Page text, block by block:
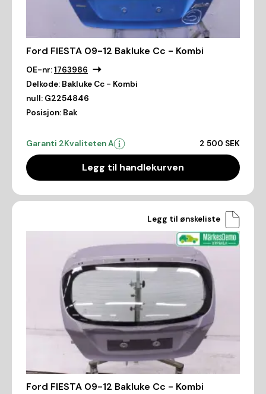
Ford FIESTA 09-12 Bakluke Cc - Kombi
OE-nr:1763986
Delkode: Bakluke Cc - Kombi
null: G2254846
Posisjon: Bak
Garanti 2Kvaliteten A 2 500 SEK
Legg til handlekurven
Legg til ønskeliste
Ford FIESTA 09-12 Bakluke Cc - Kombi